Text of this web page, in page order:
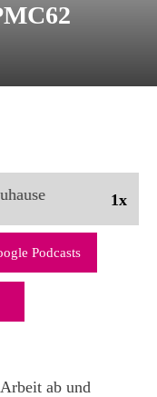
1x
| PMC62
| PMC62
Podcasts
ab und